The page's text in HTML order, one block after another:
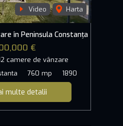
Video Harta
în Peninsula Constanța
€
camere de vânzare
760 mp 1890
multe detalii